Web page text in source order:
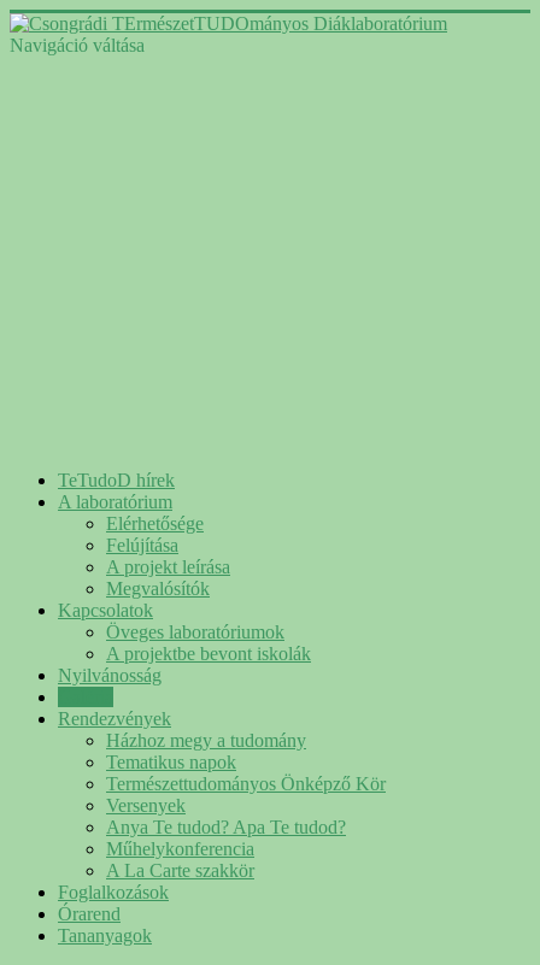
Navigáció váltása
TeTudoD hírek
A laboratórium
Elérhetősége
Felújítása
A projekt leírása
Megvalósítók
Kapcsolatok
Öveges laboratóriumok
A projektbe bevont iskolák
Nyilvánosság
Rendezvények
Házhoz megy a tudomány
Tematikus napok
Természettudományos Önképző Kör
Versenyek
Anya Te tudod? Apa Te tudod?
Műhelykonferencia
A La Carte szakkör
Foglalkozások
Órarend
Tananyagok